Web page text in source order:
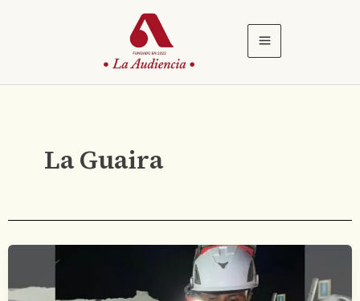
La Guaira